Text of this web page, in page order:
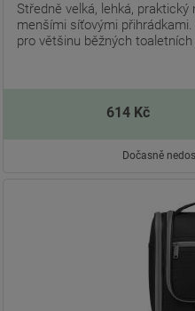
Středně velká, lehká,
menšími síťovými
pro většinu běžných
614 Kč
Dočasně